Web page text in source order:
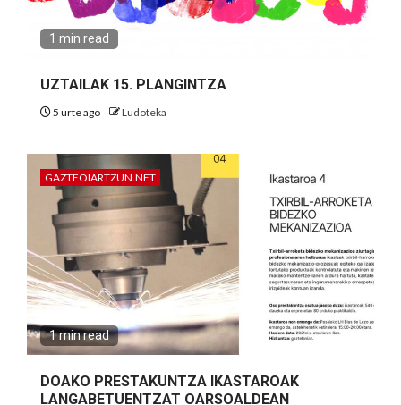
1 min read
UZTAILAK 15. PLANGINTZA
5 urte ago Ludoteka
GAZTEOIARTZUN.NET
1 min read
DOAKO PRESTAKUNTZA IKASTAROAK
LANGABETUENTZAT OARSOALDEAN